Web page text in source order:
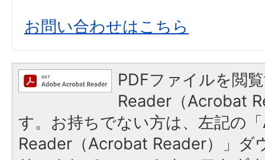
お問い合わせはこちら
PDFファイルを閲
Reader（Acrobat
す。お持ちでない方は、左記の
Reader（Acrobat Reader）」ダ